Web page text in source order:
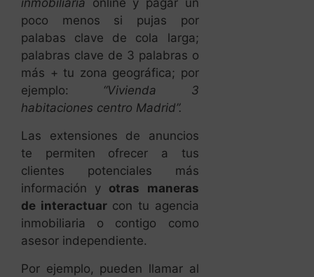
inmobiliaria online y pagar un
poco menos si pujas por
palabas clave de cola larga;
palabras clave de 3 palabras o
más + tu zona geográfica; por
ejemplo: “Vivienda 3
habitaciones centro Madrid”.
Las extensiones de anuncios
te permiten ofrecer a tus
clientes potenciales más
información y otras maneras
de interactuarcon tu agencia
inmobiliaria o contigo como
asesor independiente.
Por ejemplo, pueden llamar al